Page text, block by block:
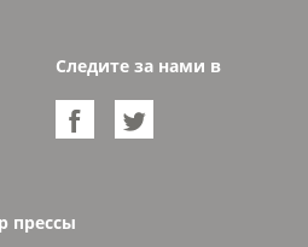
Следите за нами в
 
прессы